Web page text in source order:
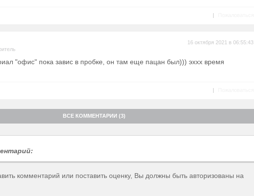
|
16 октября 2021 в 06:55:43
"офис" пока завис в пробке, он там еще пацан был))) эххх время
|
ВСЕ КОММЕНТАРИИ (3)
комментарий или поставить оценку, Вы должны быть авторизованы на